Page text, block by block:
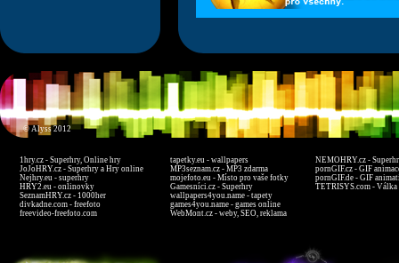
© Alyss 2012
1hry.cz - Superhry, Online hry
JoJoHRY.cz - Superhry a Hry online
Nejhry.eu - superhry
HRY2.eu - onlinovky
SeznamHRY.cz - 1000her
divkadne.com - freefoto
freevideo-freefoto.com
tapetky.eu - wallpapers
MP3seznam.cz - MP3 zdarma
mojefoto.eu - Místo pro vaše fotky
Gamesníci.cz - Superhry
wallpapers4you.name - tapety
games4you.name - games online
WebMont.cz - weby, SEO, reklama
NEMOHRY.cz -
pornGIF.cz - GIF
pornGIF.de - GIF
TETRISYS.com - Válka